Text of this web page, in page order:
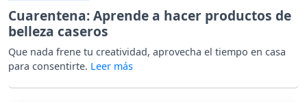
Cuarentena: Aprende a hacer productos de
belleza caseros
Que nada frene tu creatividad, aprovecha el tiempo en casa
para consentirte.